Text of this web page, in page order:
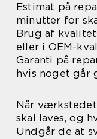
Estimat på
minutter for
Brug af
eller i OEM-
Garanti på
hvis noget går
Når
skal laves, og
Undgår de at